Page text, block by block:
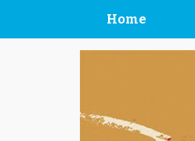
Home